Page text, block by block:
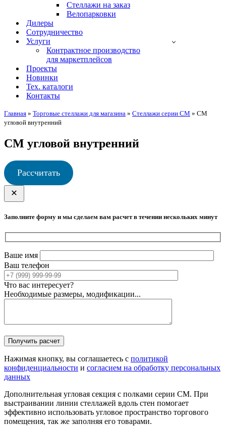
Стеллажи на заказ
Велопарковки
Дилеры
Сотрудничество
Услуги
Контрактное производство
для маркетплейсов
Проекты
Новинки
Тех. каталоги
Контакты
Главная » Торговые стеллажи для магазина » Стеллажи серии СМ » СМ
угловой внутренний
СМ угловой внутренний
Рассчитать
Заполните форму и мы сделаем вам расчет в течении нескольких минут
Ваше имя
Ваш телефон
Что вас интересует?
Необходимые размеры, модификации...
Нажимая кнопку, вы соглашаетесь с политикой
конфиденциальности и согласием на обработку персональных
данных
Дополнительная угловая секция с полками серии СМ. При
выстраивании линии стеллажей вдоль стен помогает
эффективно использовать угловое пространство торгового
помещения, так же заполняя его товарами.